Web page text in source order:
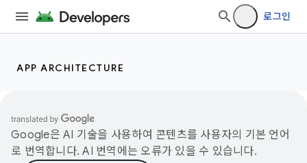
로그인
APP ARCHITECTURE
Google은 AI 기술을 사용하여 콘텐츠를 사용자의 기본 언어
로 번역합니다. AI 번역에는 오류가 있을 수 있습니다.